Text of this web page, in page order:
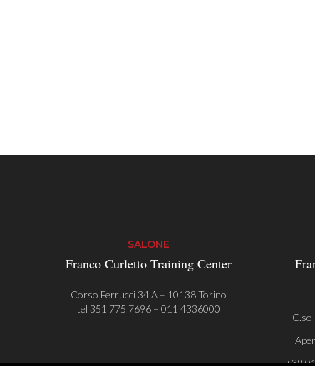
SALONE
Franco Curletto Training Center
Corso Ferrucci 34 A – 10138 Torino
tel 351 775 7696 – 011 4336000
C.so
+39